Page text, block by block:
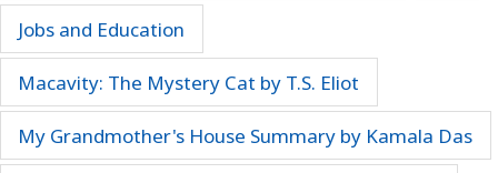
Jobs and Education
Macavity: The Mystery Cat by T.S. Eliot
My Grandmother's House Summary by Kamala Das